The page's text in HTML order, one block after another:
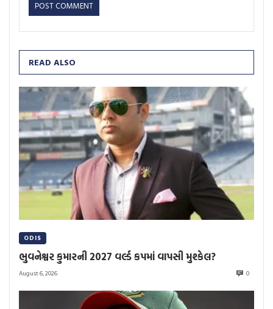
READ ALSO
ODIS
ભુવનેશ્વર કુમારની 2027 વર્લ્ડ કપમાં વાપસી મુશ્કેલ?
August 6, 2026 0